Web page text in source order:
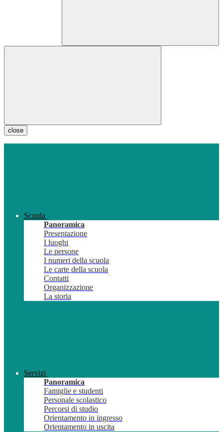
close
Scuola
Panoramica
Presentazione
I luoghi
Le persone
I numeri della scuola
Le carte della scuola
Contatti
Organizzazione
La storia
Servizi
Panoramica
Famiglie e studenti
Personale scolastico
Percorsi di studio
Orientamento in ingresso
Orientamento in uscita